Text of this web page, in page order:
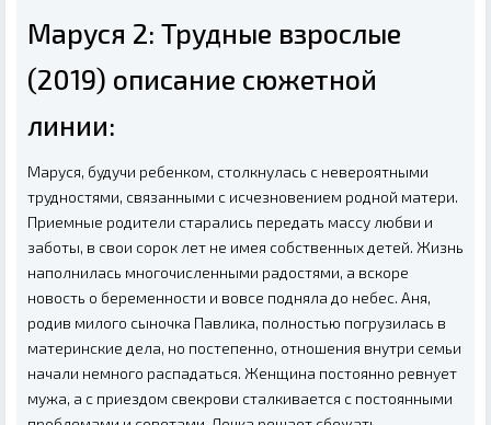
Маруся 2: Трудные взрослые
(2019) описание сюжетной
линии:
Маруся, будучи ребенком, столкнулась с невероятными
трудностями, связанными с исчезновением родной матери.
Приемные родители старались передать массу любви и
заботы, в свои сорок лет не имея собственных детей. Жизнь
наполнилась многочисленными радостями, а вскоре
новость о беременности и вовсе подняла до небес. Аня,
родив милого сыночка Павлика, полностью погрузилась в
материнские дела, но постепенно, отношения внутри семьи
начали немного распадаться. Женщина постоянно ревнует
мужа, а с приездом свекрови сталкивается с постоянными